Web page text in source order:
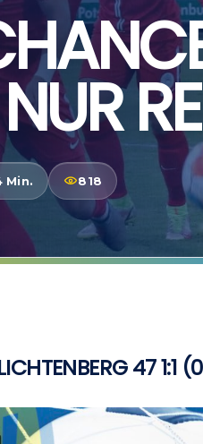
Min. 818
47 1:1